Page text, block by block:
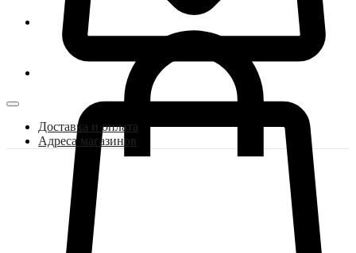
Доставка и оплата
Адреса магазинов